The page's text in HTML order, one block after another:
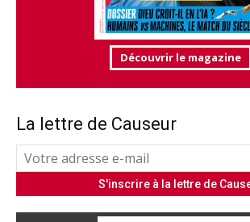
Découvrir le magazine
La lettre de Causeur